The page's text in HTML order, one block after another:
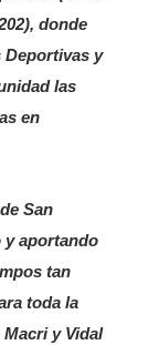
donde
Deportivas y
las
en
San
y aportando
tan
toda la
y Vidal